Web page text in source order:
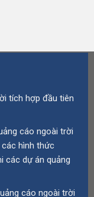
tích hợp đầu tiên
cáo ngoài trời
hình thức
các dự án quảng
cáo ngoài trời